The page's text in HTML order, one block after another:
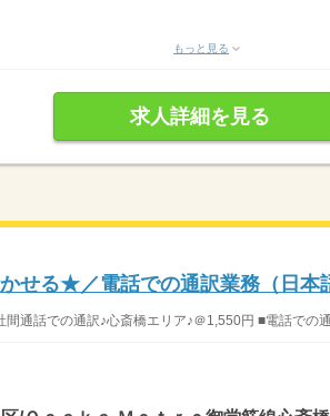
もっと見る
求人詳細を見る
せる★／電話での通訳業務（日
間通話での通訳♪心斎橋エリア♪＠1,550円 ■電話での